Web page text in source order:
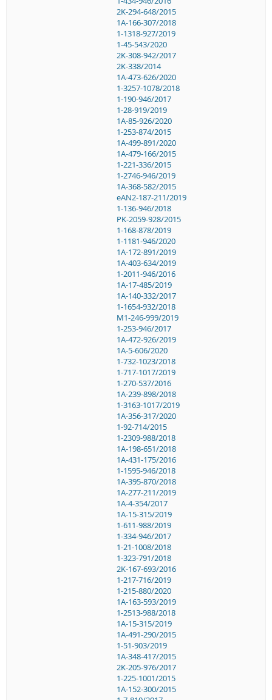
2K-294-648/2015
1A-166-307/2018
1-1318-927/2019
1-45-543/2020
2K-308-942/2017
2K-338/2014
1A-473-626/2020
1-3257-1078/2018
1-190-946/2017
1-28-919/2019
1A-85-926/2020
1-253-874/2015
1A-499-891/2020
1A-479-166/2015
1-221-336/2015
1-2746-946/2019
1A-368-582/2015
eAN2-187-211/2019
1-136-946/2018
PK-2059-928/2015
1-168-878/2019
1-1181-946/2020
1A-172-891/2019
1A-403-634/2019
1-2011-946/2016
1A-17-485/2019
1A-140-332/2017
1-1654-932/2018
M1-246-999/2019
1-253-946/2017
1A-472-926/2019
1A-5-606/2020
1-732-1023/2018
1-717-1017/2019
1-270-537/2016
1A-239-898/2018
1-3163-1017/2019
1A-356-317/2020
1-92-714/2015
1-2309-988/2018
1A-198-651/2018
1A-431-175/2016
1-1595-946/2018
1A-395-870/2018
1A-277-211/2019
1A-4-354/2017
1A-15-315/2019
1-611-988/2019
1-334-946/2017
1-21-1008/2018
1-323-791/2018
2K-167-693/2016
1-217-716/2019
1-215-880/2020
1A-163-593/2019
1-2513-988/2018
1A-15-315/2019
1A-491-290/2015
1-51-903/2019
1A-348-417/2015
2K-205-976/2017
1-225-1001/2015
1A-152-300/2015